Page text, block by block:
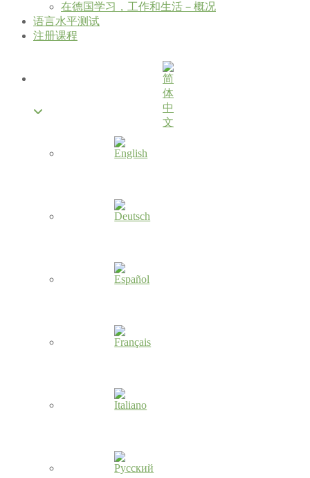
在德国学习，工作和生活－概况
语言水平测试
注册课程